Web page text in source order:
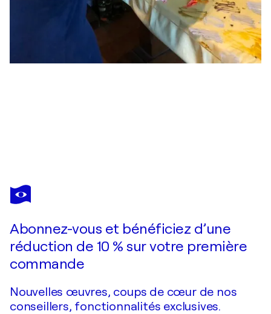
MARIO PRATESI
ritratto di ragazza
Abonnez-vous et bénéficiez d’une
réduction de 10 % sur votre première
commande
Nouvelles œuvres, coups de cœur de nos
conseillers, fonctionnalités exclusives.